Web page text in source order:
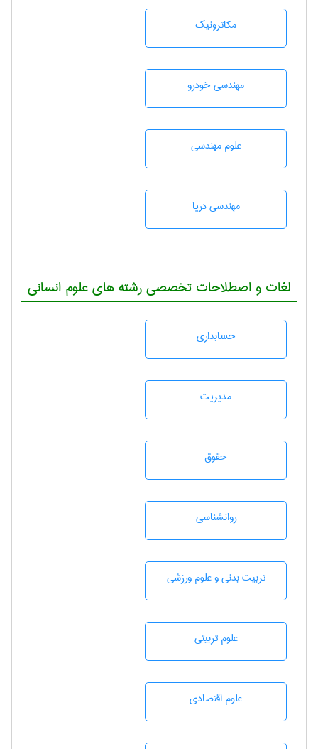
مکاترونیک
مهندسی خودرو
علوم مهندسی
مهندسی دریا
لغات و اصطلاحات تخصصی رشته های علوم انسانی
حسابداری
مديريت
حقوق
روانشناسی
تربيت بدنی و علوم ورزشی
علوم تربيتی
علوم اقتصادی